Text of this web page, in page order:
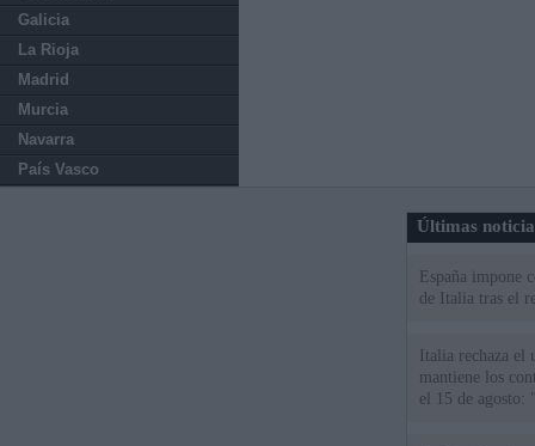
Galicia
La Rioja
Madrid
Murcia
Navarra
País Vasco
Últimas
España impone
de Italia tras el
Italia rechaza
mantiene los
el 15 de agosto: